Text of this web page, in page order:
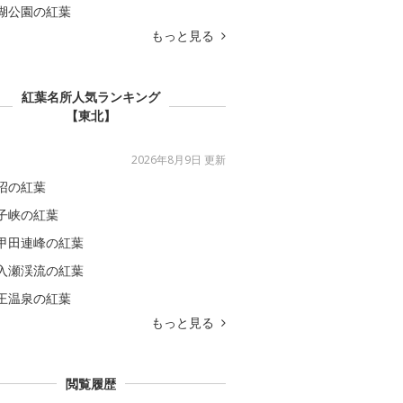
公園の紅葉
もっと見る
紅葉名所人気ランキング
【東北】
2026年8月9日 更新
の紅葉
峡の紅葉
田連峰の紅葉
瀬渓流の紅葉
温泉の紅葉
もっと見る
閲覧履歴